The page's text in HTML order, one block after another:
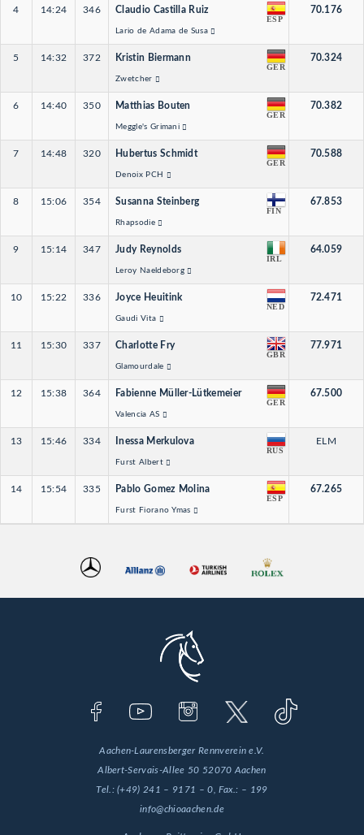
4 14:24 346 Claudio Castilla Ruiz
ESP
Lario de Adama de Susa
70.176
5 14:32 372 Kristin Biermann
GER
Zwetcher
70.324
6 14:40 350 Matthias Bouten
GER
Meggle's Grimani
70.382
7 14:48 320 Hubertus Schmidt
GER
Denoix PCH
70.588
8 15:06 354 Susanna Steinberg
FIN
Rhapsodie
67.853
9 15:14 347 Judy Reynolds
IRL
Leroy Naeldeborg
64.059
10 15:22 336 Joyce Heuitink
NED
Gaudi Vita
72.471
11 15:30 337 Charlotte Fry
GBR
Glamourdale
77.971
12 15:38 364 Fabienne Müller-Lütkemeier
GER
Valencia AS
67.500
13 15:46 334 Inessa Merkulova
RUS
Furst Albert
ELM
14 15:54 335 Pablo Gomez Molina
ESP
Furst Fiorano Ymas
67.265
Aachen-Laurensberger Rennverein e.V.
Albert-Servais-Allee 50 52070 Aachen
Tel.:(+49) 241 – 9171 – 0 , Fax.: – 199
info@chioaachen.de